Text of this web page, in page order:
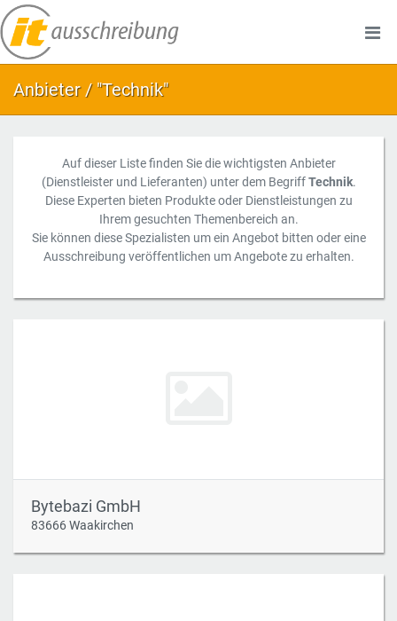
Anbieter / "Technik"
Auf dieser Liste finden Sie die wichtigsten Anbieter
(Dienstleister und Lieferanten) unter dem BegriffTechnik.
Diese Experten bieten Produkte oder Dienstleistungen zu
Ihrem gesuchten Themenbereich an.
Sie können diese Spezialisten um ein Angebot bitten oder eine
Ausschreibung veröffentlichen um Angebote zu erhalten.
Bytebazi GmbH
83666 Waakirchen